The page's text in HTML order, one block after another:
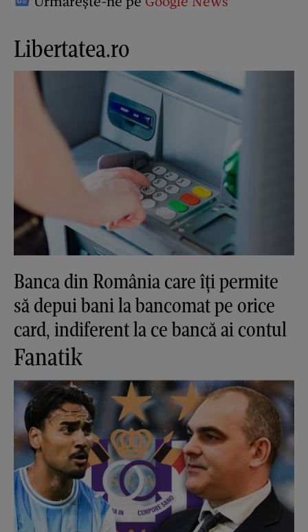
Libertatea.ro
Banca din România care îți permite
să depui bani la bancomat pe orice
card, indiferent la ce bancă ai contul
Fanatik